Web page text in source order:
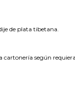
de plata tibetana.
según